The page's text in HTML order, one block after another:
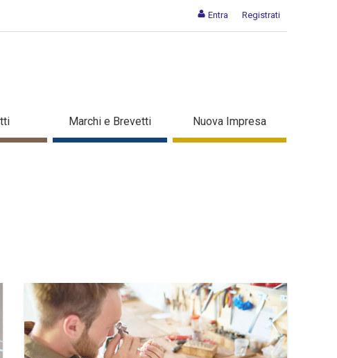
Entra Registrati
Marchi e Brevetti Nuova Impresa